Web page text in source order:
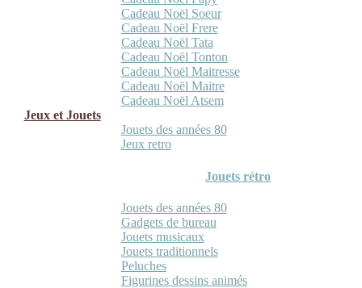
Cadeau Noël Soeur
Cadeau Noël Frere
Cadeau Noël Tata
Cadeau Noël Tonton
Cadeau Noël Maitresse
Cadeau Noël Maitre
Cadeau Noël Atsem
Jeux et Jouets
Jouets des années 80
Jeux retro
Jouets rétro
Jouets des années 80
Gadgets de bureau
Jouets musicaux
Jouets traditionnels
Peluches
Figurines dessins animés